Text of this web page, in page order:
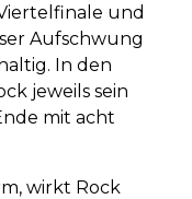
und
Aufschwung
In den
jeweils sein
mit acht
wirkt Rock